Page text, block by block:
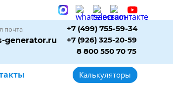
почта
generator.ru
+7 (499) 755-59-34
+7 (926) 325-20-59
8 800 550 70 75
Калькуляторы